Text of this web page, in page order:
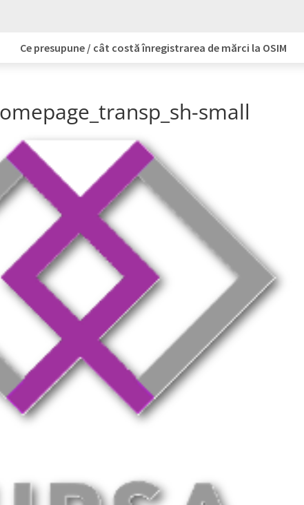
Ce presupune / cât costă înregistrarea de mărci la OSIM
small